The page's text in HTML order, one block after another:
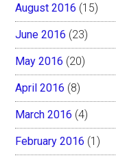
August 2016 (15)
June 2016 (23)
May 2016 (20)
April 2016 (8)
March 2016 (4)
February 2016 (1)